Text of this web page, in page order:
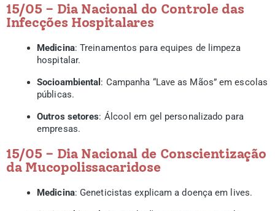
15/05 – Dia Nacional do Controle das
Infecções Hospitalares
Medicina: Treinamentos para equipes de limpeza
hospitalar.
Socioambiental : Campanha “Lave as Mãos” em escolas
públicas.
Outros setores: Álcool em gel personalizado para
empresas.
15/05 – Dia Nacional de Conscientização
da Mucopolissacaridose
Medicina: Geneticistas explicam a doença em lives.